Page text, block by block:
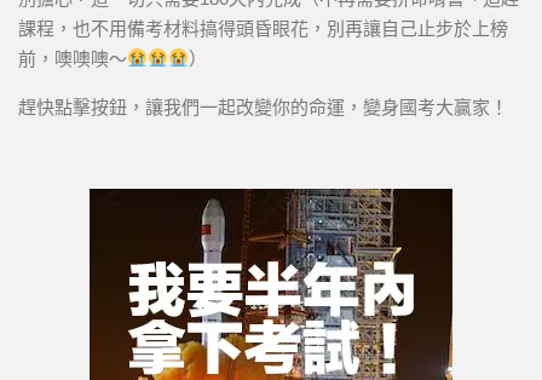
課程，也不用備考材料搞得頭昏眼花，別再讓自己止步於上榜
前，噢噢噢～
）
趕快點擊按鈕，讓我們一起改變你的命運，變身國考大贏家！